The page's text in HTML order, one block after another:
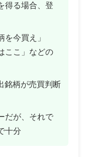
得る場合、登
今買え」
ここ」などの
銘柄が売買判断
だが、それで
十分